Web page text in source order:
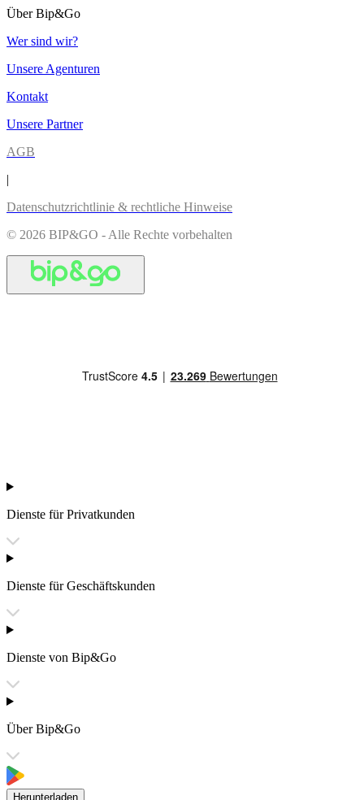
Über Bip&Go
Wer sind wir?
Unsere Agenturen
Kontakt
Unsere Partner
AGB
|
Datenschutzrichtlinie & rechtliche Hinweise
© 2026 BIP&GO - Alle Rechte vorbehalten
Dienste für Privatkunden
Dienste für Geschäftskunden
Dienste von Bip&Go
Über Bip&Go
Herunterladen